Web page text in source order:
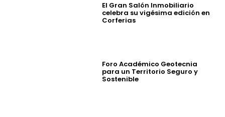
El Gran Salón Inmobiliario
celebra su vigésima edición en
Corferias
Foro Académico Geotecnia
para un Territorio Seguro y
Sostenible